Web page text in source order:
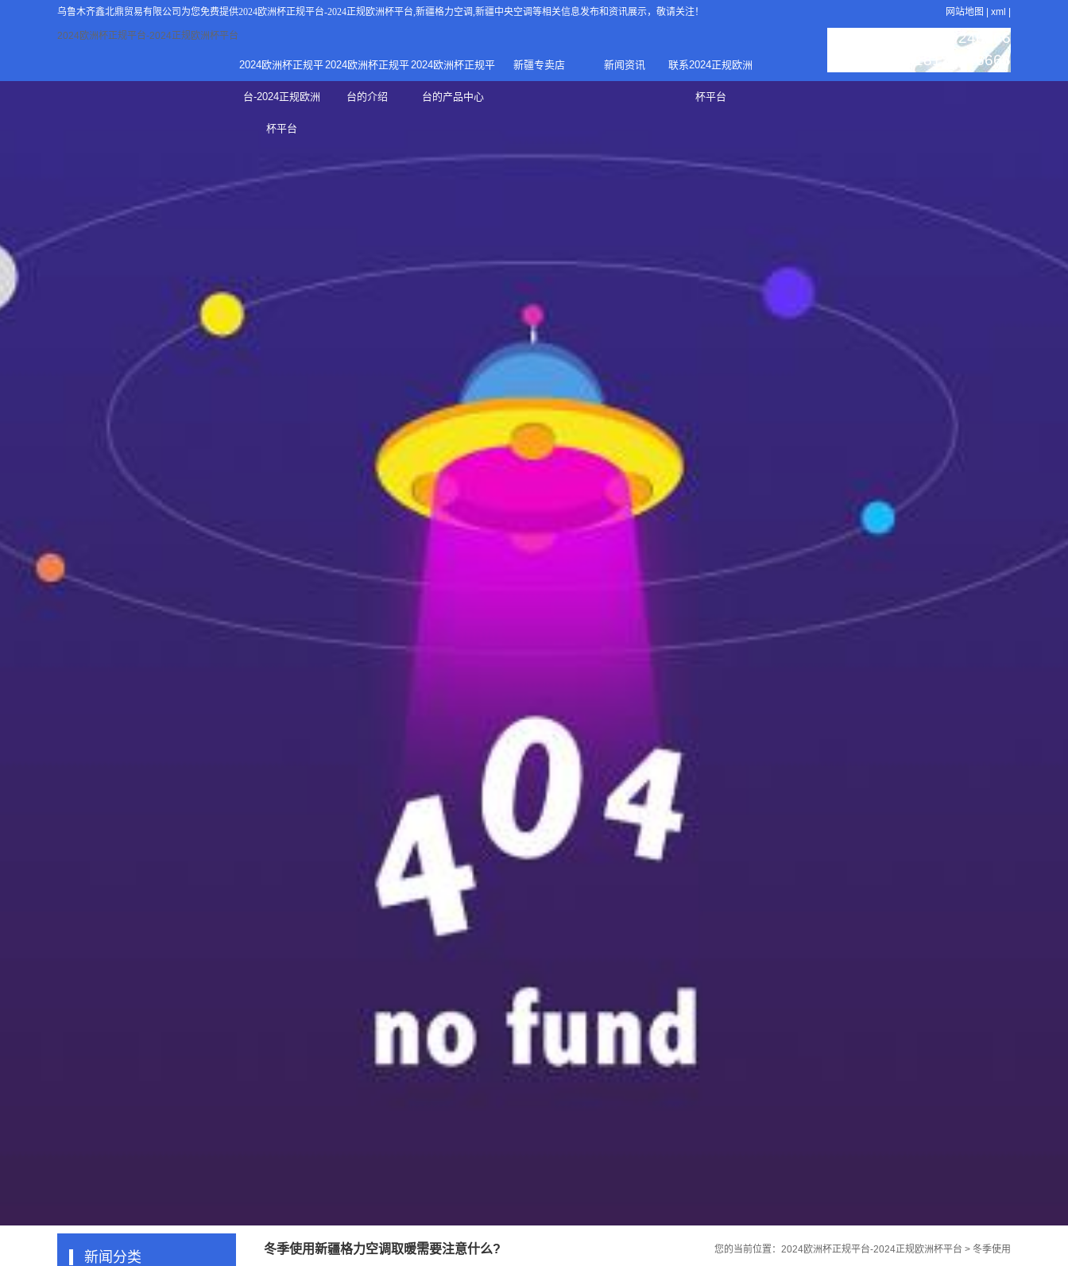
乌鲁木齐鑫北鼎贸易有限公司为您免费提供2024欧洲杯正规平台-2024正规欧洲杯平台,新疆格力空调,新疆中央空调等相关信息发布和资讯展示，敬请关注！ 网站地图 xml
2024欧洲杯正规平台-2024正规欧洲杯平台
2024欧洲杯正规平
台-2024正规欧洲
杯平台
2024欧洲杯正规平
台的介绍
关于2024正规欧洲
2024欧洲杯正规平
台的产品中心
家庭中央空调
家用空调
新疆专卖店 新闻资讯 联系2024正规欧洲
杯平台
：18129246666
：18129246666
新闻分类
冬季使用新疆格力空调取暖需要注意什么? 您的当前位置： 2024欧洲杯正规平台-2024正规欧洲杯平台 > 冬季使用